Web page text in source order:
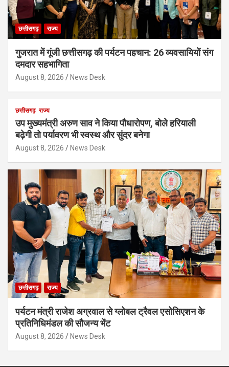
छत्तीसगढ़ राज्य
गुजरात में गूंजी छत्तीसगढ़ की पर्यटन पहचान: 26 व्यवसायियों संग
दमदार सहभागिता
August 8, 2026 News Desk
छत्तीसगढ़ राज्य
उप मुख्यमंत्री अरुण साव ने किया पौधारोपण, बोले हरियाली
बढ़ेगी तो पर्यावरण भी स्वस्थ और सुंदर बनेगा
August 8, 2026 News Desk
छत्तीसगढ़ राज्य
पर्यटन मंत्री राजेश अग्रवाल से ग्लोबल ट्रैवल एसोसिएशन के
प्रतिनिधिमंडल की सौजन्य भेंट
August 8, 2026 News Desk